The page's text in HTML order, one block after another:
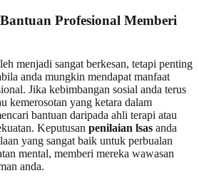
Profesional Memberi
menjadi sangat berkesan, tetapi penting
anda mungkin mendapat manfaat
Jika kebimbangan sosial anda terus
kemerosotan yang ketara dalam
bantuan daripada ahli terapi atau
Keputusan penilaian lsas anda
yang sangat baik untuk perbualan
mental, memberi mereka wawasan
anda.